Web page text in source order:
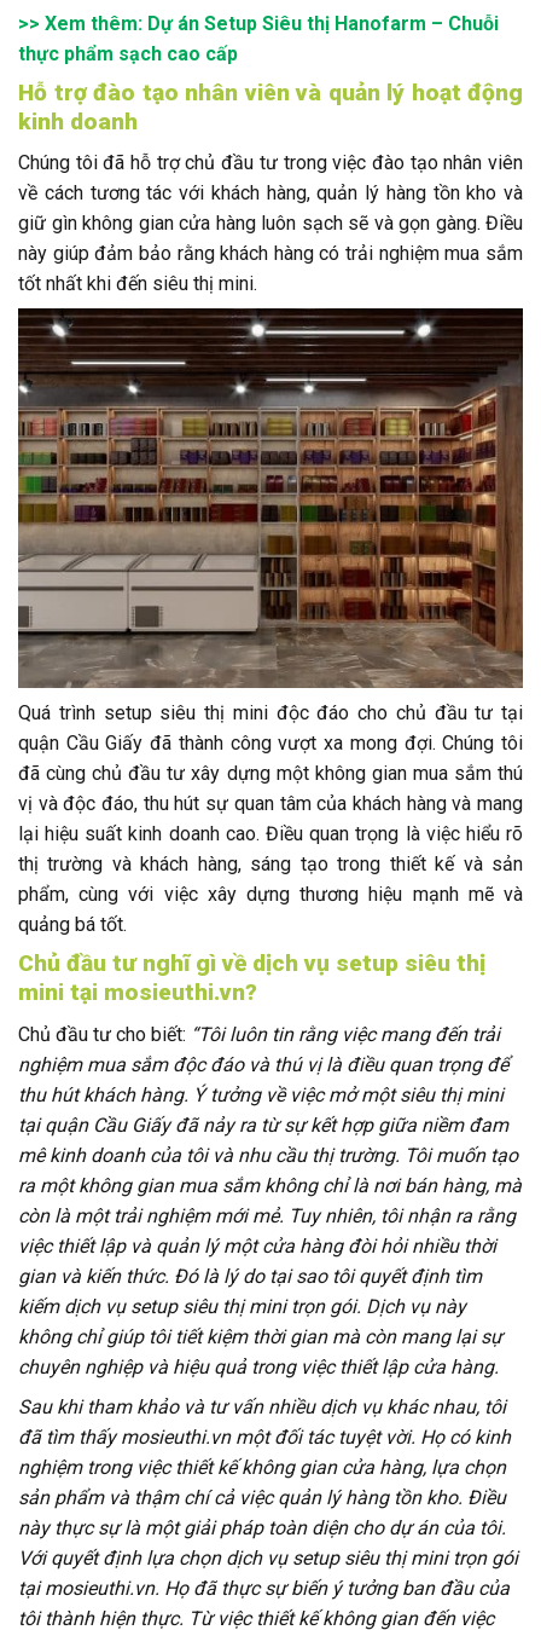
>> Xem thêm: Dự án Setup Siêu thị Hanofarm – Chuỗi
thực phẩm sạch cao cấp
Hỗ trợ đào tạo nhân viên và quản lý hoạt động
kinh doanh
Chúng tôi đã hỗ trợ chủ đầu tư trong việc đào tạo nhân viên
về cách tương tác với khách hàng, quản lý hàng tồn kho và
giữ gìn không gian cửa hàng luôn sạch sẽ và gọn gàng. Điều
này giúp đảm bảo rằng khách hàng có trải nghiệm mua sắm
tốt nhất khi đến siêu thị mini.
Quá trình setup siêu thị mini độc đáo cho chủ đầu tư tại
quận Cầu Giấy đã thành công vượt xa mong đợi. Chúng tôi
đã cùng chủ đầu tư xây dựng một không gian mua sắm thú
vị và độc đáo, thu hút sự quan tâm của khách hàng và mang
lại hiệu suất kinh doanh cao. Điều quan trọng là việc hiểu rõ
thị trường và khách hàng, sáng tạo trong thiết kế và sản
phẩm, cùng với việc xây dựng thương hiệu mạnh mẽ và
quảng bá tốt.
Chủ đầu tư nghĩ gì về dịch vụ setup siêu thị
mini tại mosieuthi.vn?
Chủ đầu tư cho biết: “Tôi luôn tin rằng việc mang đến trải
nghiệm mua sắm độc đáo và thú vị là điều quan trọng để
thu hút khách hàng. Ý tưởng về việc mở một siêu thị mini
tại quận Cầu Giấy đã nảy ra từ sự kết hợp giữa niềm đam
mê kinh doanh của tôi và nhu cầu thị trường. Tôi muốn tạo
ra một không gian mua sắm không chỉ là nơi bán hàng, mà
còn là một trải nghiệm mới mẻ. Tuy nhiên, tôi nhận ra rằng
việc thiết lập và quản lý một cửa hàng đòi hỏi nhiều thời
gian và kiến thức. Đó là lý do tại sao tôi quyết định tìm
kiếm dịch vụ setup siêu thị mini trọn gói. Dịch vụ này
không chỉ giúp tôi tiết kiệm thời gian mà còn mang lại sự
chuyên nghiệp và hiệu quả trong việc thiết lập cửa hàng.
Sau khi tham khảo và tư vấn nhiều dịch vụ khác nhau, tôi
đã tìm thấy mosieuthi.vn một đối tác tuyệt vời. Họ có kinh
nghiệm trong việc thiết kế không gian cửa hàng, lựa chọn
sản phẩm và thậm chí cả việc quản lý hàng tồn kho. Điều
này thực sự là một giải pháp toàn diện cho dự án của tôi.
Với quyết định lựa chọn dịch vụ setup siêu thị mini trọn gói
tại mosieuthi.vn. Họ đã thực sự biến ý tưởng ban đầu của
tôi thành hiện thực. Từ việc thiết kế không gian đến việc